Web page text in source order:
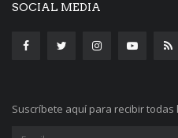
SOCIAL MEDIA
Suscríbete aquí para recibir